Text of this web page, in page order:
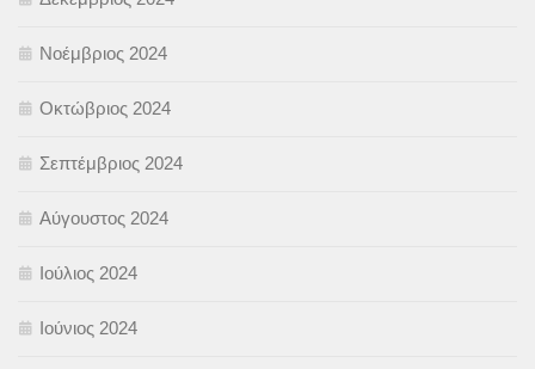
Νοέμβριος 2024
Οκτώβριος 2024
Σεπτέμβριος 2024
Αύγουστος 2024
Ιούλιος 2024
Ιούνιος 2024